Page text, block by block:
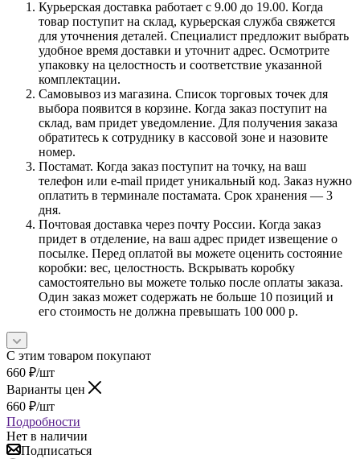
Курьерская доставка работает с 9.00 до 19.00. Когда
товар поступит на склад, курьерская служба свяжется
для уточнения деталей. Специалист предложит выбрать
удобное время доставки и уточнит адрес. Осмотрите
упаковку на целостность и соответствие указанной
комплектации.
Самовывоз из магазина. Список торговых точек для
выбора появится в корзине. Когда заказ поступит на
склад, вам придет уведомление. Для получения заказа
обратитесь к сотруднику в кассовой зоне и назовите
номер.
Постамат. Когда заказ поступит на точку, на ваш
телефон или e-mail придет уникальный код. Заказ нужно
оплатить в терминале постамата. Срок хранения — 3
дня.
Почтовая доставка через почту России. Когда заказ
придет в отделение, на ваш адрес придет извещение о
посылке. Перед оплатой вы можете оценить состояние
коробки: вес, целостность. Вскрывать коробку
самостоятельно вы можете только после оплаты заказа.
Один заказ может содержать не больше 10 позиций и
его стоимость не должна превышать 100 000 р.
С этим товаром покупают
660 ₽/шт
Варианты цен
660 ₽/шт
Подробности
Нет в наличии
Подписаться